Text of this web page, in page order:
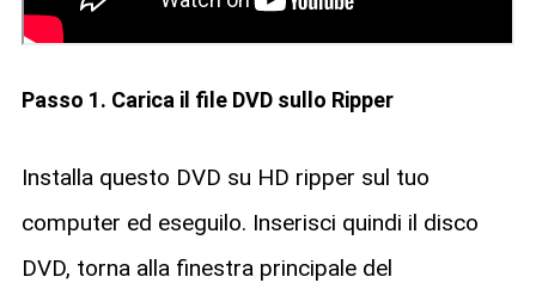
Passo 1. Carica il file DVD sullo Ripper
Installa questo DVD su HD ripper sul tuo
computer ed eseguilo. Inserisci quindi il disco
DVD, torna alla finestra principale del